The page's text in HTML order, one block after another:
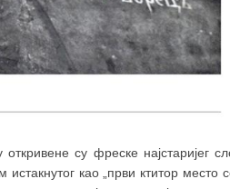
су фреске најстаријег
као „први ктитор место